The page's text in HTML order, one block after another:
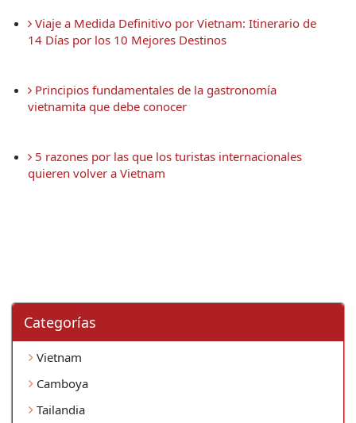
Viaje a Medida Definitivo por Vietnam: Itinerario de
14 Días por los 10 Mejores Destinos
Principios fundamentales de la gastronomía
vietnamita que debe conocer
5 razones por las que los turistas internacionales
quieren volver a Vietnam
Categorí­as
Vietnam
Camboya
Tailandia